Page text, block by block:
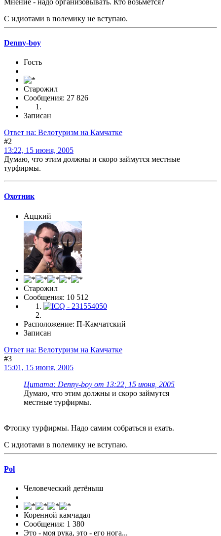
С идиотами в полемику не вступаю.
Denny-boy
Гость
Старожил
Сообщения: 27 826
Записан
Ответ на: Велотуризм на Камчатке
#2
13:22, 15 июня, 2005
Думаю, что этим должны и скоро займутся местные
турфирмы.
Охотник
Аццкий
Старожил
Сообщения: 10 512
Расположение: П-Камчатский
Записан
Ответ на: Велотуризм на Камчатке
#3
15:01, 15 июня, 2005
Цитата: Denny-boy от 13:22, 15 июня, 2005
Думаю, что этим должны и скоро займутся
местные турфирмы.
Фтопку турфирмы. Надо самим собраться и ехать.
С идиотами в полемику не вступаю.
Pol
Человеческий детёныш
Коренной камчадал
Сообщения: 1 380
Это - моя рука, это - его нога...